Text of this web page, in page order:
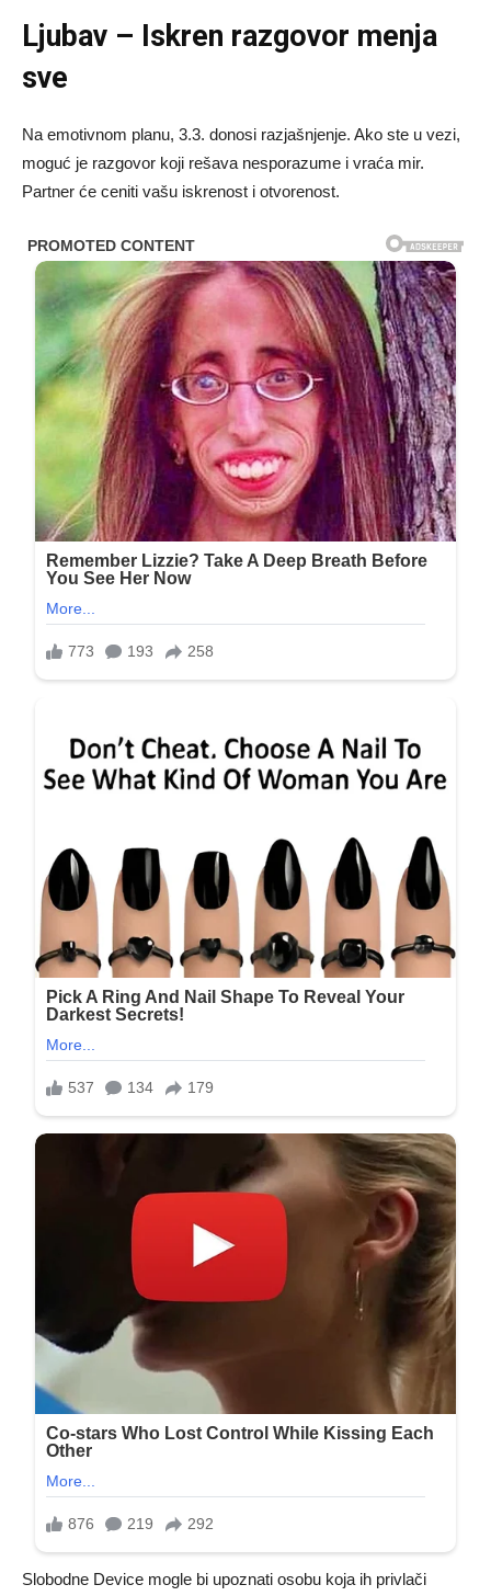
Ljubav – Iskren razgovor menja
sve
Na emotivnom planu, 3.3. donosi razjašnjenje. Ako ste u vezi,
moguć je razgovor koji rešava nesporazume i vraća mir.
Partner će ceniti vašu iskrenost i otvorenost.
Slobodne Device mogle bi upoznati osobu koja ih privlači